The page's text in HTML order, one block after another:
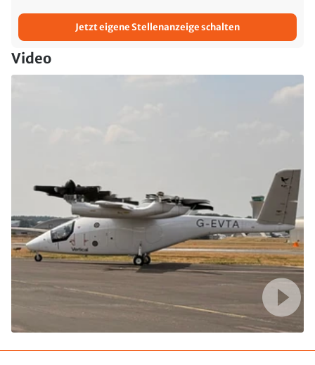
Jetzt eigene Stellenanzeige schalten
Video